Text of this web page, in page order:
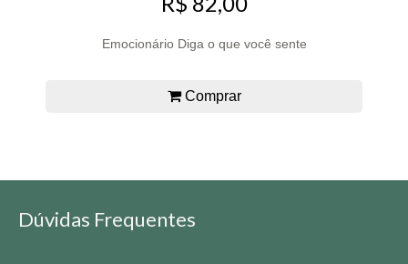
Emocionário Diga o que você sente
Comprar
Dúvidas Frequentes